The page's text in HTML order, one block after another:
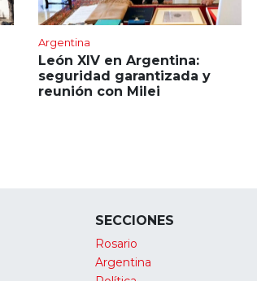
Argentina
León XIV en Argentina:
seguridad garantizada y
reunión con Milei
SECCIONES
Rosario
Argentina